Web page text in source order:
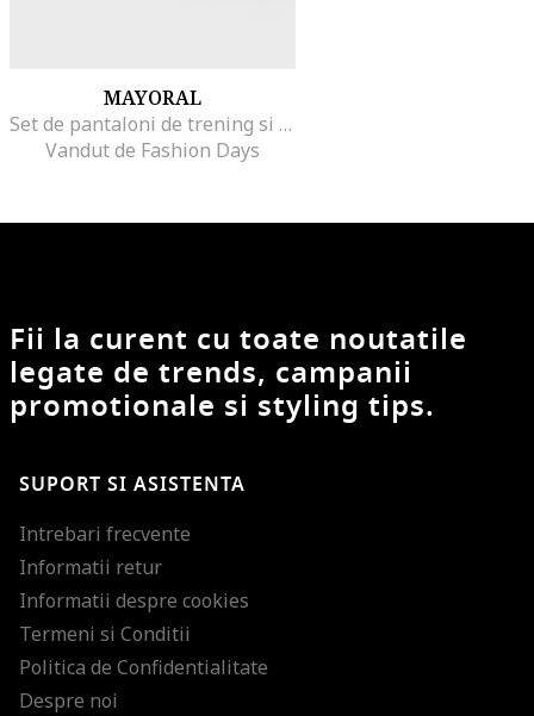
MAYORAL
Set de pantaloni de trening si hanorac - 3 piese
Vandut de Fashion Days
Fii la curent cu toate noutatile
legate de trends, campanii
promotionale si styling tips.
SUPORT SI ASISTENTA
Intrebari frecvente
Informatii retur
Informatii despre cookies
Termeni si Conditii
Politica de Confidentialitate
Despre noi